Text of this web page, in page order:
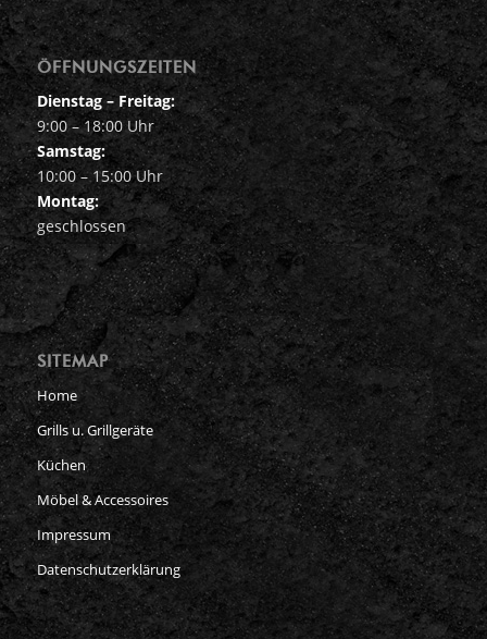
ÖFFNUNGSZEITEN
Dienstag – Freitag:
9:00 – 18:00 Uhr
Samstag:
10:00 – 15:00 Uhr
Montag:
geschlossen
SITEMAP
Home
Grills u. Grillgeräte
Küchen
Möbel & Accessoires
Impressum
Datenschutzerklärung